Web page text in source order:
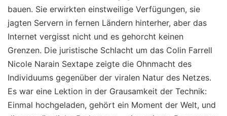
bauen. Sie erwirkten einstweilige Verfügungen, sie
jagten Servern in fernen Ländern hinterher, aber das
Internet vergisst nicht und es gehorcht keinen
Grenzen. Die juristische Schlacht um das Colin Farrell
Nicole Narain Sextape zeigte die Ohnmacht des
Individuums gegenüber der viralen Natur des Netzes.
Es war eine Lektion in der Grausamkeit der Technik:
Einmal hochgeladen, gehört ein Moment der Welt, und